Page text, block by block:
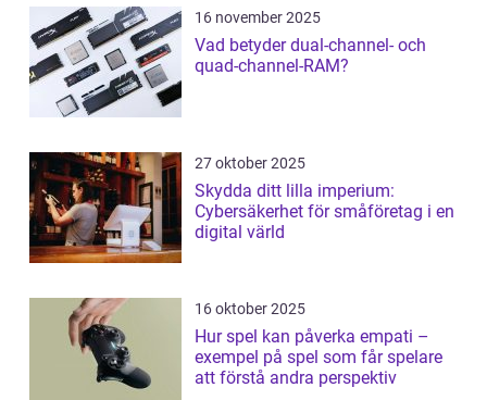
16 november 2025
Vad betyder dual-channel- och
quad-channel-RAM?
27 oktober 2025
Skydda ditt lilla imperium:
Cybersäkerhet för småföretag i en
digital värld
16 oktober 2025
Hur spel kan påverka empati –
exempel på spel som får spelare
att förstå andra perspektiv